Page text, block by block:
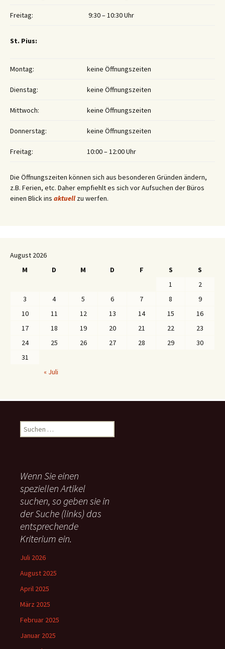
Freitag: 9:30 – 10:30 Uhr
St. Pius:
Montag: keine Öffnungszeiten
Dienstag: keine Öffnungszeiten
Mittwoch: keine Öffnungszeiten
Donnerstag: keine Öffnungszeiten
Freitag: 10:00 – 12:00 Uhr
Die Öffnungszeiten können sich aus besonderen Gründen ändern,
z.B. Ferien, etc. Daher empfiehlt es sich vor Aufsuchen der Büros
einen Blick ins aktuell zu werfen.
August 2026
M
D M D F S
S
1
2
3
4 5 6 7 8
9
10
11 12 13 14 15
16
17
18 19 20 21 22
23
24
25 26 27 28 29
30
31
« Juli
u
n
n
a
c
:
Wenn Sie einen
speziellen Artikel
suchen, so geben sie in
der Suche (links) das
entsprechende
Kriterium ein.
Juli 2026
August 2025
April 2025
März 2025
Februar 2025
Januar 2025